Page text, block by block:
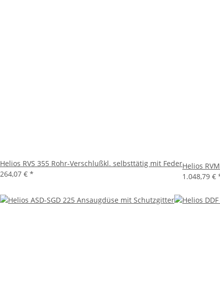
Helios RVS 355 Rohr-Verschlußkl. selbsttätig mit Feder
264,07 € *
Helios
1.048,79 €